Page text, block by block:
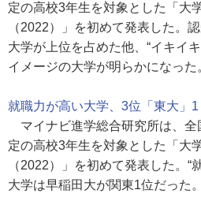
定の高校3年生を対象とした「大
（2022）」を初めて発表した。
大学が上位を占めた他、“イキイ
イメージの大学が明らかになった
就職力が高い大学、3位「東大」
マイナビ進学総合研究所は、全
定の高校3年生を対象とした「大
（2022）」を初めて発表した。“
大学は早稲田大が関東1位だった。